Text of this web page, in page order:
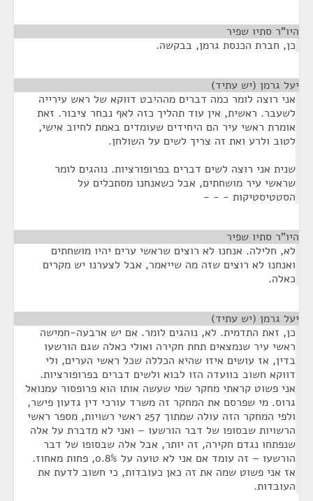
היו"ר סתיו שפיר
כן, חברת הכנסת גרמן, בבקשה.
יעל גרמן (יש עתיד)
אני רוצה לומר כמה דברים מההיבט דווקא של ראש עירייה
לשעבר. ראשית, אין עוד תהליך כזה לאף נבחר ציבור. זאת
אומרת ראשי עיר הם היחידים שעומדים באמת לחיוב אישי,
לטוב ולרע ואת זה צריך לשים על השולחן.
שנית אני רוצה לשים דברים בפרופורציות. נוהגים לומר
שראשי עיר מושחתים, אבל כשאנחנו מסתכלים על
הסטטיסטיקות - - -
היו"ר סתיו שפיר
לא, חלילה. אנחנו לא רוצים שראשי ערים יהיו מושחתים
ואנחנו לא רוצים שזה מה שייאמר, אבל לצערנו יש מקרים
כאלה.
יעל גרמן (יש עתיד)
כן, זאת התדמית. לא, נוהגים לומר. אם יש ארבעה-חמישה
ראשי עיר שנמצאים תחת חקירה ואולי כאלה שגם הורשעו
בדין, אז עושים איזו שהיא הכללה שכל ראשי הערים, ולי
דווקא חשוב בוועדה הזו לבוא ולשים דברים בפרופורציות.
אני פשוט קראתי מחקר שמי שעשה אותו הוא פרופסור עמנואל
גרוס. מי שפרסם את המחקר זה משרד עורכי דין גדעון פישר,
ולפי המחקר הזה עולה שמתוך 257 ראשי רשויות, מספר ראשי
הרשויות שבסופו של דבר הורשעו – ואני לא מדברת על אלה
שנפתחו נגדם חקירה, זה יותר, אבל אלה שבסופו של דבר
הורשעו – זה עומד אם אני לא טועה על 0.8%, פחות מאחוז.
אז אני פשוט שמה את זה כאן כעובדות, כי חשוב לדעת את
העובדות.